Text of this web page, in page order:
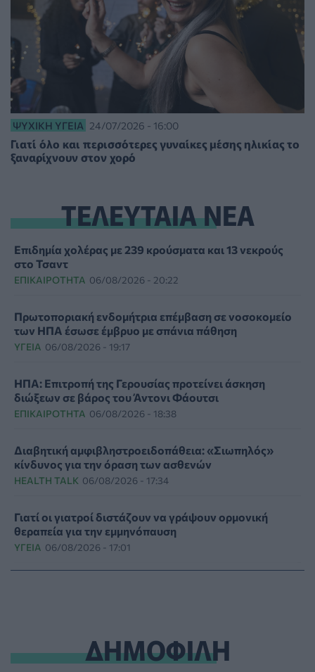
ΨΥΧΙΚΉ ΥΓΕΊΑ 24/07/2026 - 16:00
Γιατί όλο και περισσότερες γυναίκες μέσης ηλικίας το
ξαναρίχνουν στον χορό
ΤΕΛΕΥΤΑΙΑ ΝΕΑ
Επιδημία χολέρας με 239 κρούσματα και 13 νεκρούς
στο Τσαντ
ΕΠΙΚΑΙΡΌΤΗΤΑ 06/08/2026 - 20:22
Πρωτοποριακή ενδομήτρια επέμβαση σε νοσοκομείο
των ΗΠΑ έσωσε έμβρυο με σπάνια πάθηση
ΥΓΕΊΑ 06/08/2026 - 19:17
ΗΠΑ: Επιτροπή της Γερουσίας προτείνει άσκηση
διώξεων σε βάρος του Άντονι Φάουτσι
ΕΠΙΚΑΙΡΌΤΗΤΑ 06/08/2026 - 18:38
Διαβητική αμφιβληστροειδοπάθεια: «Σιωπηλός»
κίνδυνος για την όραση των ασθενών
HEALTH TALK 06/08/2026 - 17:34
Γιατί οι γιατροί διστάζουν να γράψουν ορμονική
θεραπεία για την εμμηνόπαυση
ΥΓΕΊΑ 06/08/2026 - 17:01
Έκτακτα μέτρα και στην Καστοριά κατά της διασποράς
της ευλογιάς των προβάτων
ΔΗΜΟΦΙΛΗ